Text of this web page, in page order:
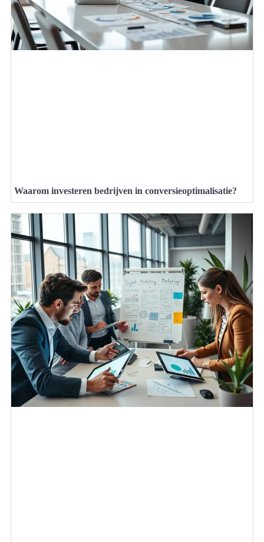
Waarom investeren bedrijven in conversieoptimalisatie?